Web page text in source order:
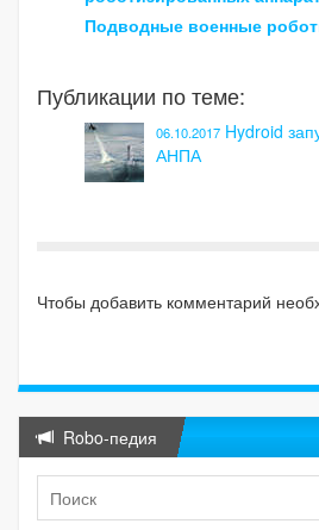
Подводные военные
Публикации по теме:
06.10.2017 Hydroid
АНПА
Чтобы добавить комментарий
Robo-педия